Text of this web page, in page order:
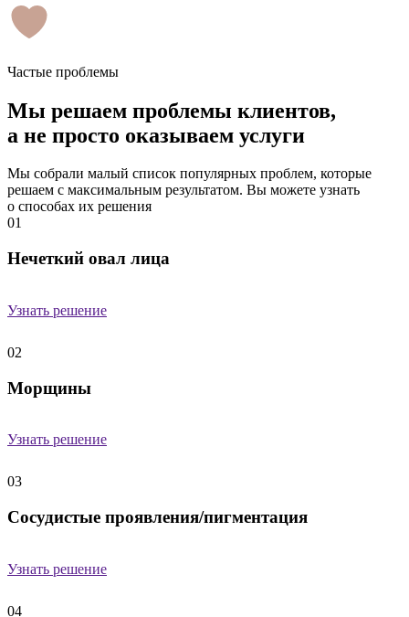
Частые проблемы
Мы решаем проблемы клиентов,
а не просто оказываем услуги
Мы собрали малый список популярных проблем, которые
решаем с максимальным результатом. Вы можете узнать
о способах их решения
01
Нечеткий овал лица
Узнать решение
02
Морщины
Узнать решение
03
Сосудистые проявления/пигментация
Узнать решение
04